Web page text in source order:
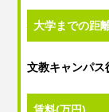
大学までの距
文教キャンパ
賃料(万円)